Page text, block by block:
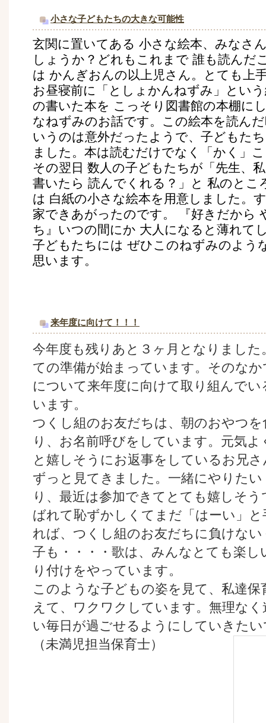
小さな子どもたちの大きな可能性
玄関に置いてある 小さな絵本、みなさ
しょうか？どれもこれまで 誰も読んだ
は かんぎおんの以上児さん。とても上
お昼寝前に「としょかんねずみ」とい
の書いた本を こっそり図書館の本棚に
なねずみのお話です。この絵本を読ん
いうのは意外だったようで、子どもた
ました。本は読むだけでなく「かく」
その翌日 数人の子どもたちが「先生、
書いたら 読んでくれる？」と 私のとこ
は 白紙の小さな絵本を用意しました。
家できあがったのです。 『好きだから
ち』いつの間にか 大人になると薄れて
子どもたちには ぜひこのねずみのよう
思います。
来年度に向けて！！！
今年度も残りあと３ヶ月となりまし
ての準備が始まっています。そのな
について来年度に向けて取り組んで
います。
つくし組のお友だちは、朝のおやつ
り、お名前呼びをしています。元気
と嬉しそうにお返事をしているお兄
ずっと見てきました。一緒にやりた
り、最近は参加できてとても嬉しそ
ばれて恥ずかしくてまだ「はーい」
れば、つくし組のお友だちに負けな
子も・・・・歌は、みんなとても楽
り付けをやっています。
このような子どもの姿を見て、私達
えて、ワクワクしています。無理な
い毎日が過ごせるようにしていきた
（未満児担当保育士）